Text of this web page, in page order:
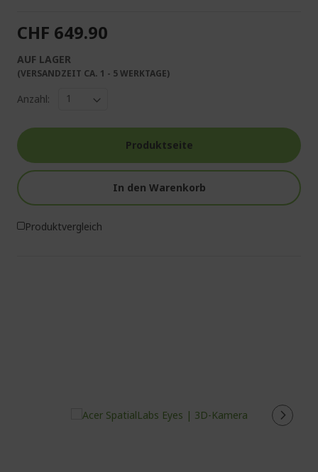
CHF 649.90
AUF LAGER
(VERSANDZEIT CA. 1 - 5 WERKTAGE)
Anzahl:
Produktseite
In den Warenkorb
Produktvergleich